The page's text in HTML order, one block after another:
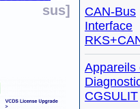
sus]
CAN-Bus
Interface
Appareils
CGSULIT